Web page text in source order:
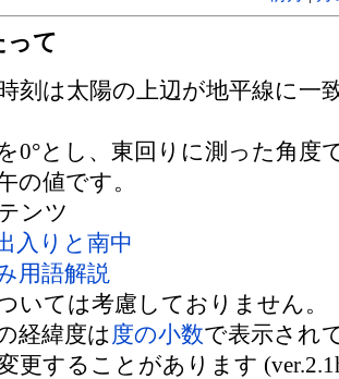
って
刻は太陽の上辺が地平線に一
0°とし、東回りに測った角度
の値です。
ンツ
入りと南中
用語解説
いては考慮しておりません。
経緯度は 度の小数で表示され
更することがあります